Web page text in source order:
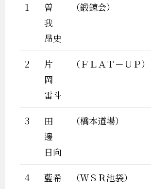
1
曽
我
昂史
（鍛錬会）
2
片
岡
雷斗
（ＦＬＡＴ－ＵＰ）
3
田
邊
日向
（橋本道場）
4 藍希 （ＷＳＲ池袋）